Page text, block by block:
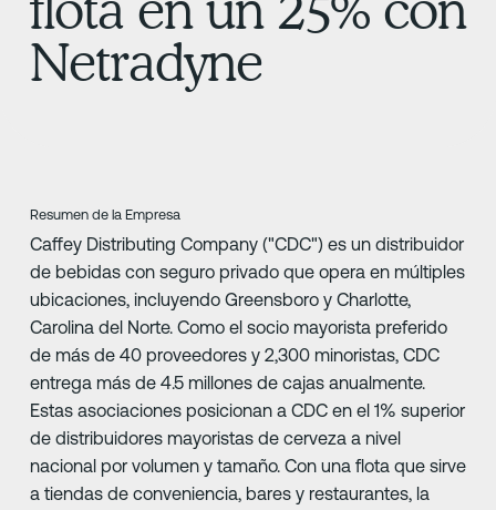
Netradyne
Resumen de la Empresa
Caffey Distributing Company ("CDC") es un distribuidor
de bebidas con seguro privado que opera en múltiples
ubicaciones, incluyendo Greensboro y Charlotte,
Carolina del Norte. Como el socio mayorista preferido
de más de 40 proveedores y 2,300 minoristas, CDC
entrega más de 4.5 millones de cajas anualmente.
Estas asociaciones posicionan a CDC en el 1% superior
de distribuidores mayoristas de cerveza a nivel
nacional por volumen y tamaño. Con una flota que sirve
a tiendas de conveniencia, bares y restaurantes, la